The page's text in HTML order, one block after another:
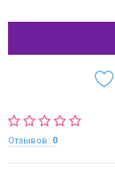
Отзывов: 0